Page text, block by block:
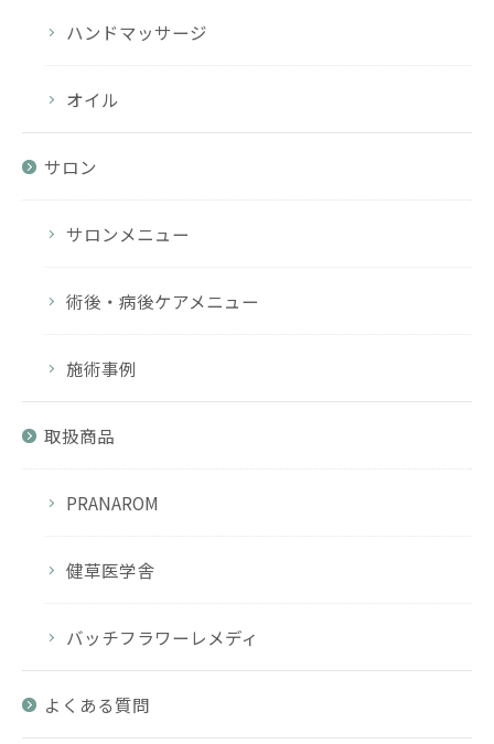
ハンドマッサージ
オイル
サロン
サロンメニュー
術後・病後ケアメニュー
施術事例
取扱商品
PRANAROM
健草医学舎
バッチフラワーレメディ
よくある質問